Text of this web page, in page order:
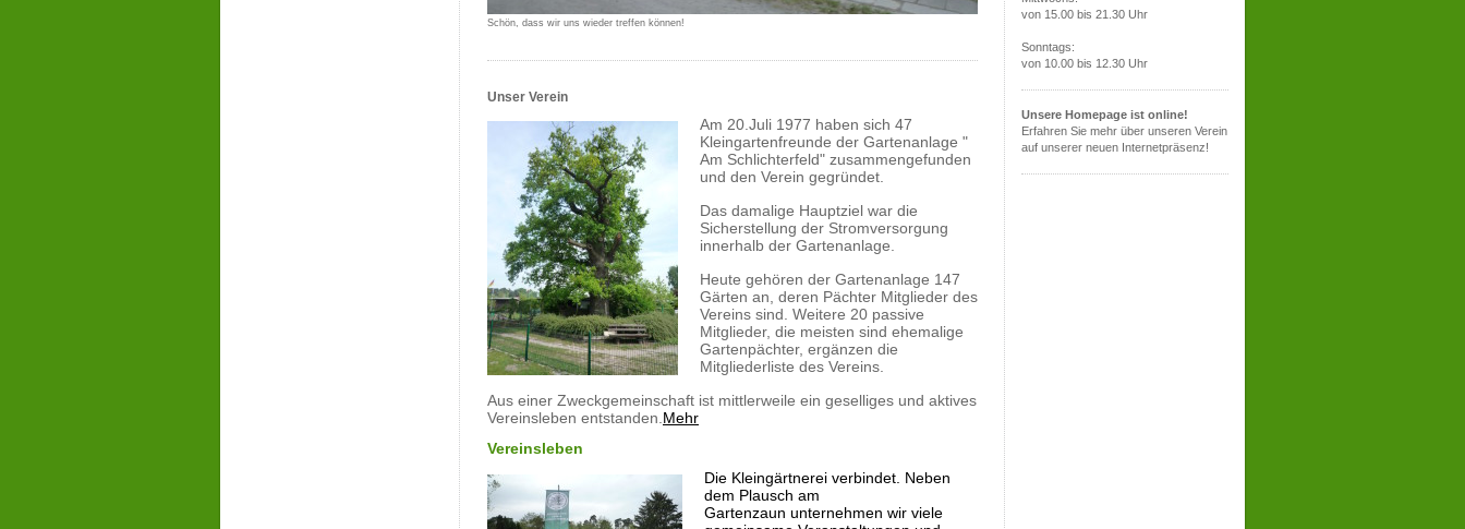
Schön, dass wir uns wieder treffen können!
Unser Verein
Am 20.Juli 1977 haben sich 47
Kleingartenfreunde der Gartenanlage "
Am Schlichterfeld" zusammengefunden
und den Verein gegründet.
Das damalige Hauptziel war die
Sicherstellung der Stromversorgung
innerhalb der Gartenanlage.
Heute gehören der Gartenanlage 147
Gärten an, deren Pächter Mitglieder des
Vereins sind. Weitere 20 passive
Mitglieder, die meisten sind ehemalige
Gartenpächter, ergänzen die
Mitgliederliste des Vereins.
Aus einer Zweckgemeinschaft ist mittlerweile ein geselliges und aktives
Vereinsleben entstanden. Mehr
Vereinsleben
Die Kleingärtnerei verbindet. Neben
dem Plausch am
Gartenzaun unternehmen wir viele
von 15.00 bis 21.30 Uhr
Sonntags:
von 10.00 bis 12.30 Uhr
Unsere Homepage ist online!
Erfahren Sie mehr über unseren Verein
auf unserer neuen Internetpräsenz!